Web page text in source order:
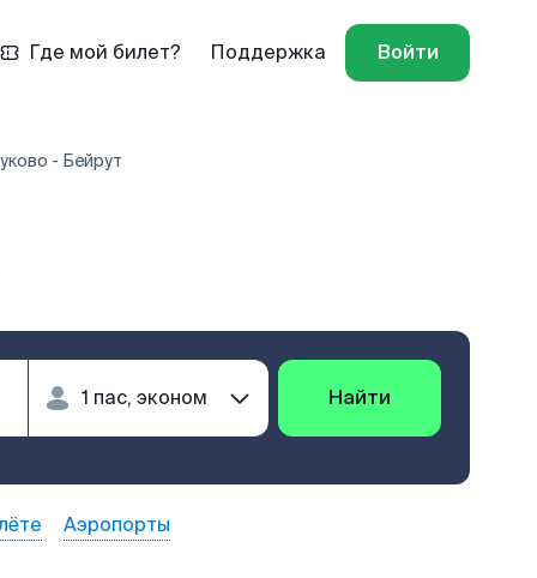
Где мой билет? Поддержка Войти
- Бейрут
Найти
Аэропорты